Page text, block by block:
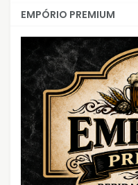
EMPÓRIO PREMIUM